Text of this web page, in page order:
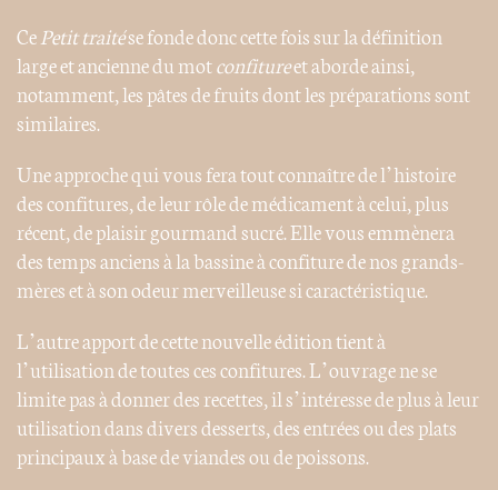
CePetit traitése fonde donc cette fois sur la définition
large et ancienne du motconfitureet aborde ainsi,
notamment, les pâtes de fruits dont les préparations sont
similaires.
Une approche qui vous fera tout connaître de l’histoire
des confitures, de leur rôle de médicament à celui, plus
récent, de plaisir gourmand sucré. Elle vous emmènera
des temps anciens à la bassine à confiture de nos grands-
mères et à son odeur merveilleuse si caractéristique.
L’autre apport de cette nouvelle édition tient à
l’utilisation de toutes ces confitures. L’ouvrage ne se
limite pas à donner des recettes, il s’intéresse de plus à leur
utilisation dans divers desserts, des entrées ou des plats
principaux à base de viandes ou de poissons.